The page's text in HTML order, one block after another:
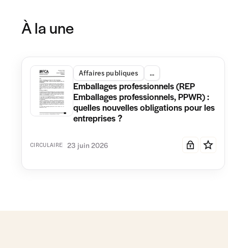
À la une
Affaires publiques ...
Emballages professionnels (REP
Emballages professionnels, PPWR) :
quelles nouvelles obligations pour les
entreprises ?
CIRCULAIRE 23 juin 2026